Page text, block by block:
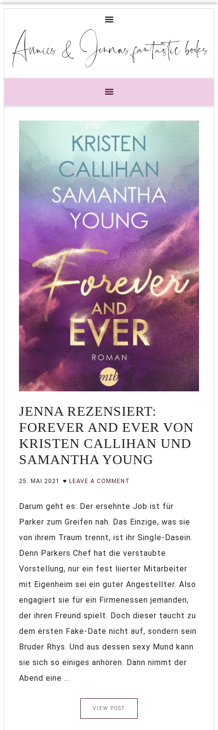
Annies & Jennas fantastic books
JENNA REZENSIERT:
FOREVER AND EVER VON
KRISTEN CALLIHAN UND
SAMANTHA YOUNG
25. MAI 2021 LEAVE A COMMENT
Darum geht es: Der ersehnte Job ist für
Parker zum Greifen nah. Das Einzige, was sie
von ihrem Traum trennt, ist ihr Single-Dasein.
Denn Parkers Chef hat die verstaubte
Vorstellung, nur ein fest liierter Mitarbeiter
mit Eigenheim sei ein guter Angestellter. Also
engagiert sie für ein Firmenessen jemanden,
der ihren Freund spielt. Doch dieser taucht zu
dem ersten Fake-Date nicht auf, sondern sein
Bruder Rhys. Und aus dessen sexy Mund kann
sie sich so einiges anhören. Dann nimmt der
Abend eine ...
VIEW POST